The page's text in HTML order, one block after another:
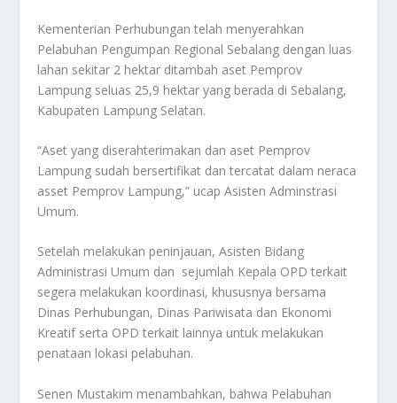
Kementerian Perhubungan telah menyerahkan
Pelabuhan Pengumpan Regional Sebalang dengan luas
lahan sekitar 2 hektar ditambah aset Pemprov
Lampung seluas 25,9 hektar yang berada di Sebalang,
Kabupaten Lampung Selatan.
“Aset yang diserahterimakan dan aset Pemprov
Lampung sudah bersertifikat dan tercatat dalam neraca
asset Pemprov Lampung,” ucap Asisten Adminstrasi
Umum.
Setelah melakukan peninjauan, Asisten Bidang
Administrasi Umum dan sejumlah Kepala OPD terkait
segera melakukan koordinasi, khususnya bersama
Dinas Perhubungan, Dinas Pariwisata dan Ekonomi
Kreatif serta OPD terkait lainnya untuk melakukan
penataan lokasi pelabuhan.
Senen Mustakim menambahkan, bahwa Pelabuhan